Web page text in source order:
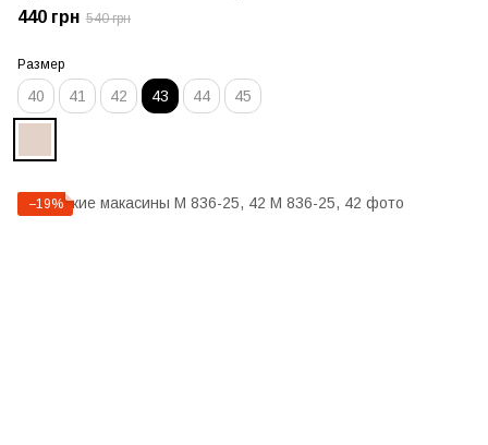
440 грн 540 грн
Размер
40 41 42 43 44 45
−19%